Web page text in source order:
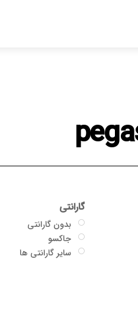
گارانتی
بدون گارانتی
جاکسو
سایر گارانتی ها